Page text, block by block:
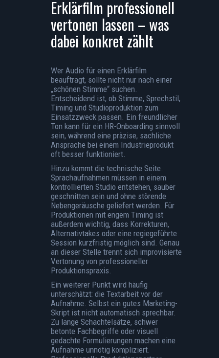
Erklärfilm professionell
vertonen lassen – was
dabei konkret zählt
Wer Audio für einen Erklärfilm
beauftragt, sollte nicht nur nach einer
„schönen Stimme“ suchen.
Entscheidend ist, ob Stimme, Sprechstil,
Timing und Studioproduktion zum
Einsatzzweck passen. Ein freundlicher
Ton kann für ein HR-Onboarding sinnvoll
sein, während eine präzise, sachliche
Ansprache bei einem Industrieprodukt
oft besser funktioniert.
Hinzu kommt die technische Seite.
Sprachaufnahmen müssen in einem
kontrollierten Studio entstehen, sauber
geschnitten sein und ohne störende
Nebengeräusche geliefert werden. Für
Produktionen mit engem Timing ist
außerdem wichtig, dass Korrekturen,
Alternativtakes oder eine regiegeführte
Session kurzfristig möglich sind. Genau
an dieser Stelle trennt sich improvisierte
Vertonung von professioneller
Produktionspraxis.
Ein weiterer Punkt wird häufig
unterschätzt: die Textarbeit vor der
Aufnahme. Selbst ein gutes Marketing-
Skript ist nicht automatisch sprechbar.
Zu lange Schachtelsätze, schwer
betonte Fachbegriffe oder visuell
gedachte Formulierungen machen eine
Aufnahme unnötig kompliziert.